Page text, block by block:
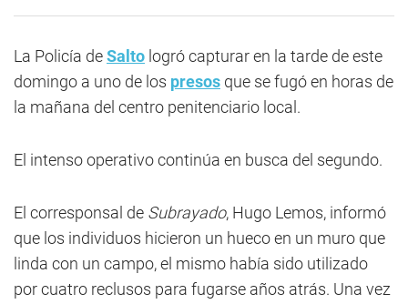
La Policía deSalto logró capturar en la tarde de este
domingo a uno de los presos que se fugó en horas de
la mañana del centro penitenciario local.
El intenso operativo continúa en busca del segundo.
El corresponsal de Subrayado, Hugo Lemos, informó
que los individuos hicieron un hueco en un muro que
linda con un campo, el mismo había sido utilizado
por cuatro reclusos para fugarse años atrás. Una vez